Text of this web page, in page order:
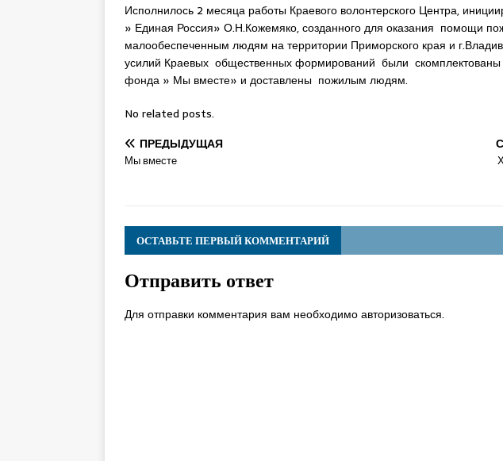
Исполнилось 2 месяца работы Краевого волонтерского Центра,
» Единая Россия» О.Н.Кожемяко, созданного для оказания помощи
малообеспеченным людям на территории Приморского края и
усилий Краевых общественных формирований были скомплектованы
фонда » Мы вместе» и доставлены пожилым людям.
No related posts.
ПРЕДЫДУЩАЯ
Мы вместе
ОСТАВЬТЕ ПЕРВЫЙ КОММЕНТАРИЙ
Отправить ответ
Для отправки комментария вам необходимоавторизоваться.